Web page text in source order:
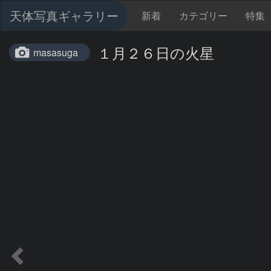
天体写真ギャラリー 新着 カテゴリー 特集
masasuga １月２６日の火星